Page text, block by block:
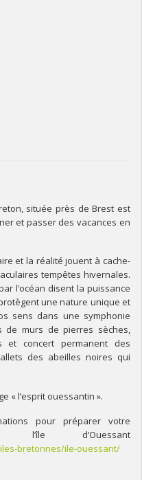
située près de Brest est
et passer des vacances en
et la réalité jouent à cache-
tempêtes hivernales.
l’océan disent la puissance
une nature unique et
sens dans une symphonie
de murs de pierres sèches,
et concert permanent des
des abeilles noires qui
« l’esprit ouessantin ».
pour préparer votre
d’Ouessant
bretonnes/ile-ouessant/